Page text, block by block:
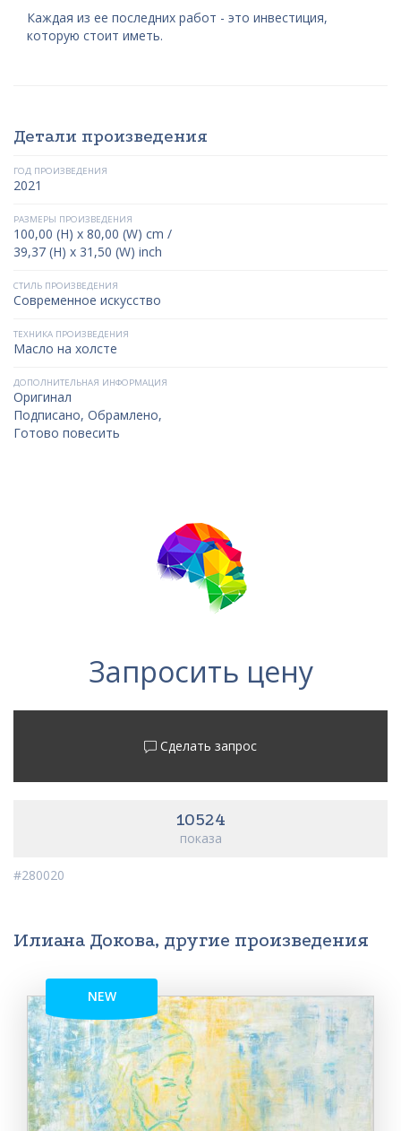
Каждая из ее последних работ - это инвестиция,
которую стоит иметь.
Детали произведения
ГОД ПРОИЗВЕДЕНИЯ
2021
РАЗМЕРЫ ПРОИЗВЕДЕНИЯ
100,00 (H) x 80,00 (W) cm /
39,37 (H) x 31,50 (W) inch
СТИЛЬ ПРОИЗВЕДЕНИЯ
Современное искусство
ТЕХНИКА ПРОИЗВЕДЕНИЯ
Масло на холсте
ДОПОЛНИТЕЛЬНАЯ ИНФОРМАЦИЯ
Оригинал
Подписано, Обрамлено,
Готово повесить
Запросить цену
Сделать запрос
10524
показа
#280020
Илиана Докова, другие произведения
NEW